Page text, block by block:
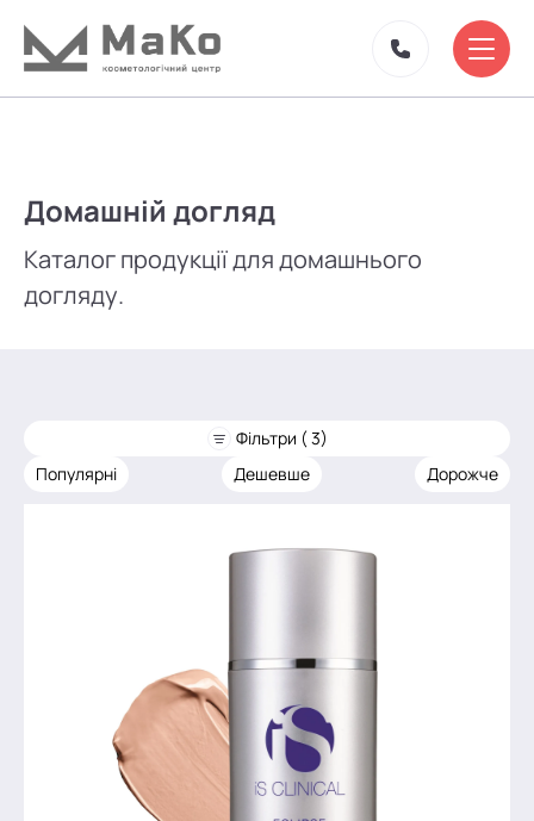
Домашній догляд
Каталог продукції для домашнього
догляду.
Фільтри ( 3)
Популярні
Дешевше Дорожче